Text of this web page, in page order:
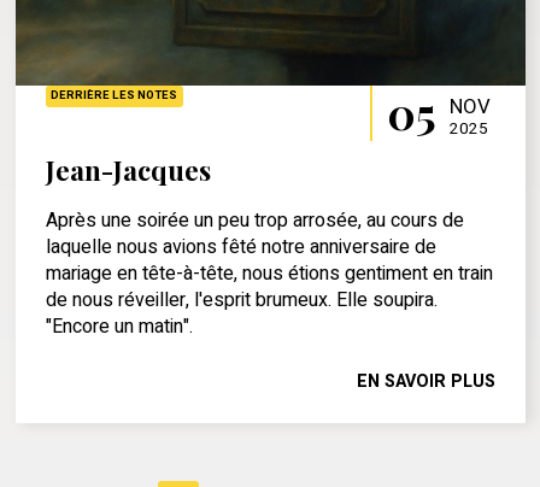
DERRIÈRE LES NOTES 05 NOV
2025
Jean-Jacques
Après une soirée un peu trop arrosée, au cours de
laquelle nous avions fêté notre anniversaire de
mariage en tête-à-tête, nous étions gentiment en train
de nous réveiller, l'esprit brumeux. Elle soupira.
"Encore un matin".
EN SAVOIR PLUS